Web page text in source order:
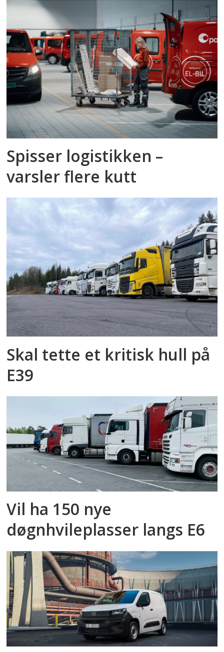
Spisser logistikken –
varsler flere kutt
Skal tette et kritisk hull på
E39
Vil ha 150 nye
døgnhvileplasser langs E6